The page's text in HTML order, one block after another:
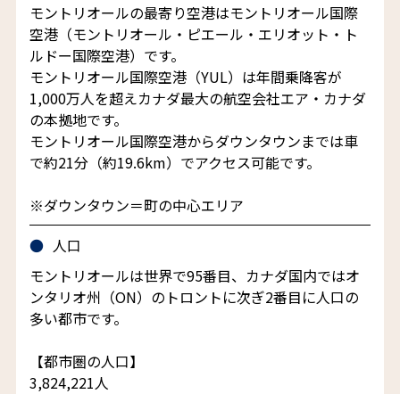
モントリオールの最寄り空港はモントリオール国際
空港（モントリオール・ピエール・エリオット・ト
ルドー国際空港）です。
モントリオール国際空港（YUL）は年間乗降客が
1,000万人を超えカナダ最大の航空会社エア・カナダ
の本拠地です。
モントリオール国際空港からダウンタウンまでは車
で約21分（約19.6km）でアクセス可能です。
※ダウンタウン＝町の中心エリア
人口
モントリオールは世界で95番目、カナダ国内ではオ
ンタリオ州（ON）のトロントに次ぎ2番目に人口の
多い都市です。
【都市圏の人口】
3,824,221人